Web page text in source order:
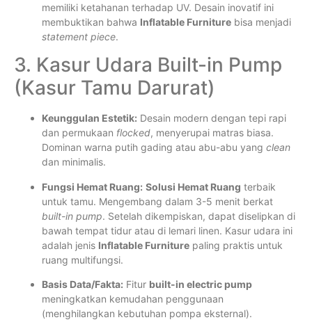
memiliki ketahanan terhadap UV. Desain inovatif ini
membuktikan bahwa Inflatable Furniture bisa menjadi
statement piece.
3. Kasur Udara Built-in Pump
(Kasur Tamu Darurat)
Keunggulan Estetik: Desain modern dengan tepi rapi
dan permukaan flocked, menyerupai matras biasa.
Dominan warna putih gading atau abu-abu yang clean
dan minimalis.
Fungsi Hemat Ruang: Solusi Hemat Ruang terbaik
untuk tamu. Mengembang dalam 3-5 menit berkat
built-in pump. Setelah dikempiskan, dapat diselipkan di
bawah tempat tidur atau di lemari linen. Kasur udara ini
adalah jenis Inflatable Furniture paling praktis untuk
ruang multifungsi.
Basis Data/Fakta: Fitur built-in electric pump
meningkatkan kemudahan penggunaan
(menghilangkan kebutuhan pompa eksternal).